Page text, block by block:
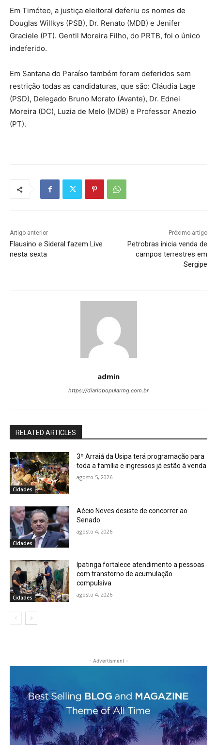
Em Timóteo, a justiça eleitoral deferiu os nomes de
Douglas Willkys (PSB), Dr. Renato (MDB) e Jenifer
Graciele (PT). Gentil Moreira Filho, do PRTB, foi o único
indeferido.
Em Santana do Paraíso também foram deferidos sem
restrição todas as candidaturas, que são: Cláudia Lage
(PSD), Delegado Bruno Morato (Avante), Dr. Ednei
Moreira (DC), Luzia de Melo (MDB) e Professor Anezio
(PT).
Artigo anterior
Flausino e Sideral fazem Live
nesta sexta
Próximo artigo
Petrobras inicia venda de
campos terrestres em
Sergipe
admin
https://diariopopularmg.com.br
RELATED ARTICLES
Cidades
3º Arraiá da Usipa terá programação para
toda a família e ingressos já estão à venda
agosto 5, 2026
Cidades
Aécio Neves desiste de concorrer ao
Senado
agosto 4, 2026
Cidades
Ipatinga fortalece atendimento a pessoas
com transtorno de acumulação
compulsiva
agosto 4, 2026
- Advertisment -